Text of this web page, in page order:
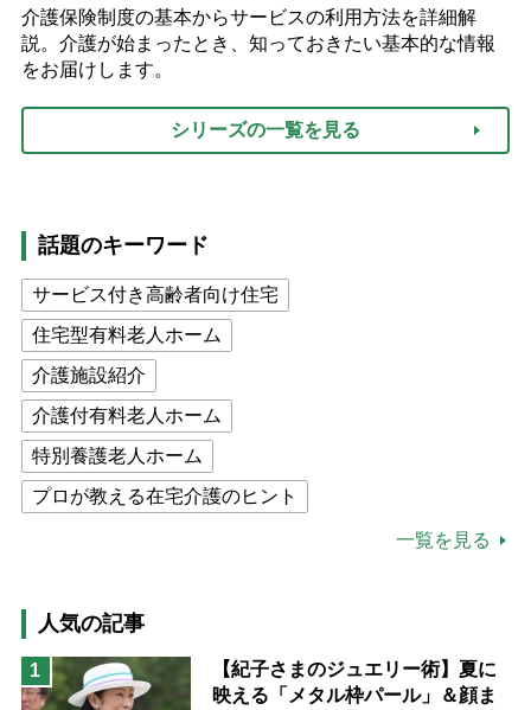
介護保険制度の基本からサービスの利用方法を詳細解
説。介護が始まったとき、知っておきたい基本的な情報
をお届けします。
シリーズの一覧を見る
話題のキーワード
サービス付き高齢者向け住宅
住宅型有料老人ホーム
介護施設紹介
介護付有料老人ホーム
特別養護老人ホーム
プロが教える在宅介護のヒント
猫が母になつきません
息子の遠距離介護サバイバル術
兄がボケました
便利なサービス
一覧を見る
人気の記事
1
【紀子さまのジュエリー術】夏に
映える「メタル枠パール」＆顔ま